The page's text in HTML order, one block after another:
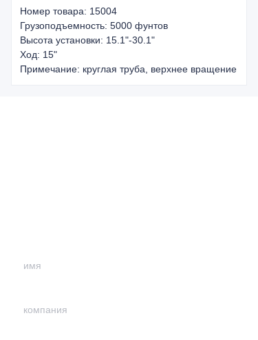
Номер товара: 15004
Грузоподъемность: 5000 фунтов
Высота установки: 15.1"-30.1"
Ход: 15"
Примечание: круглая труба, верхнее вращение
имя
компания